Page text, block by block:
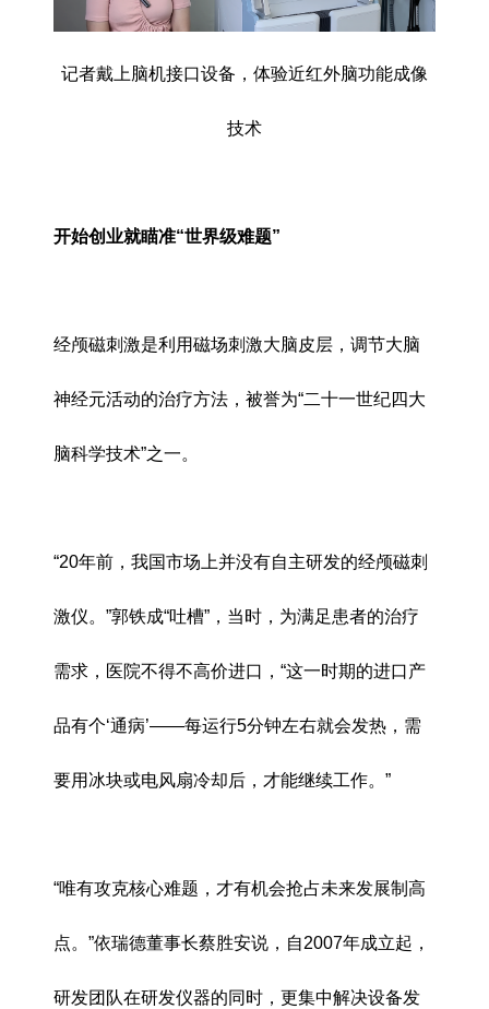
记者戴上脑机接口设备，体验近红外脑功能成像
技术
开始创业就瞄准“世界级难题”
经颅磁刺激是利用磁场刺激大脑皮层，调节大脑
神经元活动的治疗方法，被誉为“二十一世纪四大
脑科学技术”之一。
“20年前，我国市场上并没有自主研发的经颅磁刺
激仪。”郭铁成“吐槽”，当时，为满足患者的治疗
需求，医院不得不高价进口，“这一时期的进口产
品有个‘通病’——每运行5分钟左右就会发热，需
要用冰块或电风扇冷却后，才能继续工作。”
“唯有攻克核心难题，才有机会抢占未来发展制高
点。”依瑞德董事长蔡胜安说，自2007年成立起，
研发团队在研发仪器的同时，更集中解决设备发